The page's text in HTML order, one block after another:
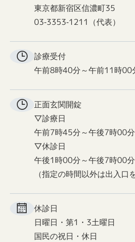
東京都新宿区信濃町35
03-3353-1211（代表）
診療受付
午前8時40分～午前11時00
正面玄関開錠
▽診療日
午前7時45分～午後7時00分
▽休診日
午後1時00分～午後7時00分
（指定の時間以外は出入口
休診日
日曜日・第1・3土曜日
国民の祝日・休日